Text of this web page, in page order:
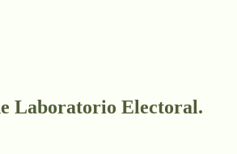
Laboratorio Electoral.